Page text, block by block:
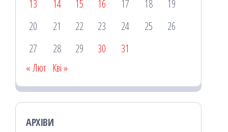
13
14 15 16 17 18
19
20
21 22 23 24 25
26
27
28 29 30
31
« Лют Кві »
АРХІВИ